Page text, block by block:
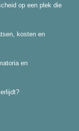
op een plek die
kosten en
en